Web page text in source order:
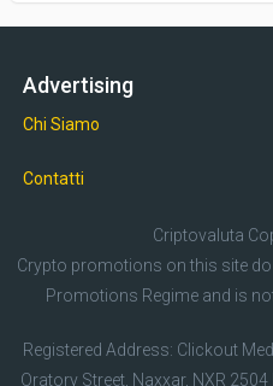
Advertising
Chi Siamo
Contatti
Criptovaluta
Crypto promotions on this site
Promotions Regime and is
Registered Address: Clickout
Oratory Street, Naxxar, NXR